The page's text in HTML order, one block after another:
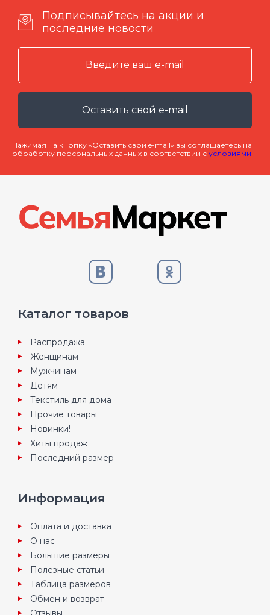
Подписывайтесь на акции и
последние новости
Оставить свой e-mail
Нажимая на кнопку «Оставить свой e-mail» вы соглашаетесь на
обработку персональных данных в соответствии с условиями
Каталог товаров
Распродажа
Женщинам
Мужчинам
Детям
Текстиль для дома
Прочие товары
Новинки!
Хиты продаж
Последний размер
Информация
Оплата и доставка
О нас
Большие размеры
Полезные статьи
Таблица размеров
Обмен и возврат